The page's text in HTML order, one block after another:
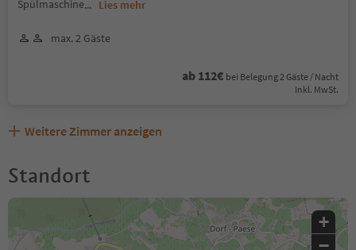
Spülmaschine... Lies mehr
max. 2 Gäste
ab 112€ bei Belegung 2 Gäste / Nacht
Inkl. MwSt.
Weitere Zimmer anzeigen
Standort
+
−